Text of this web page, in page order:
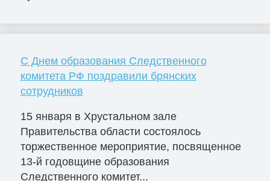
C Днем образования Следственного
комитета РФ поздравили брянских
сотрудников
15 января в Хрустальном зале
Правительства области состоялось
торжественное мероприятие, посвященное
13-й годовщине образования
Следственного комитет...